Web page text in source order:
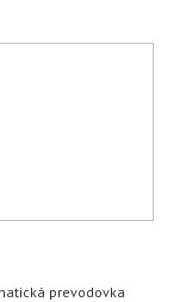
prevodovka